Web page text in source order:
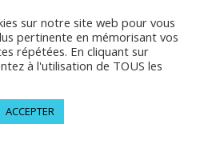
sur notre site web pour vous
pertinente en mémorisant vos
répétées. En cliquant sur
à l'utilisation de TOUS les
ACCEPTER